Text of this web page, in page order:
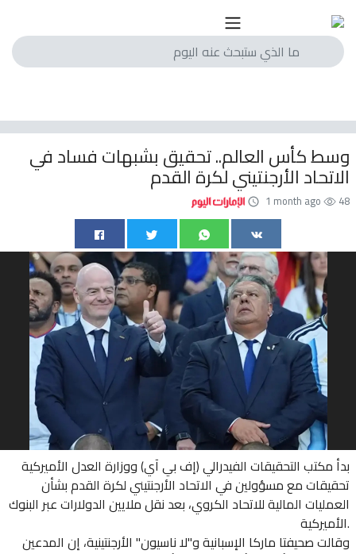
وسط كأس العالم.. تحقيق بشبهات فساد في
الاتحاد الأرجنتيني لكرة القدم
1 month ago 48
بدأ مكتب التحقيقات الفيدرالي (إف بي آي) ووزارة العدل الأميركية
تحقيقات مع مسؤولين في الاتحاد الأرجنتيني لكرة القدم بشأن
العمليات المالية للاتحاد الكروي، بعد نقل ملايين الدولارات عبر البنوك
الأميركية.
وقالت صحيفتا ماركا الإسبانية و"لا ناسيون" الأرجنتينية، إن المدعين